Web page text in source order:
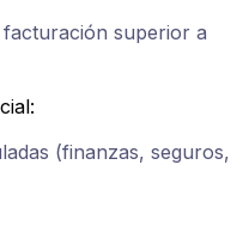
superior a
:
(finanzas, seguros,